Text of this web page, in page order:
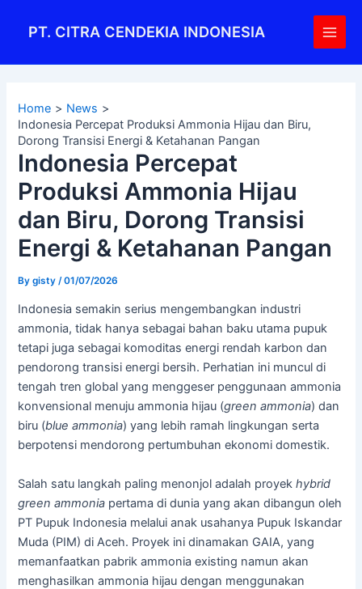
PT. CITRA CENDEKIA INDONESIA
Main
Home
News
Indonesia Percepat Produksi Ammonia Hijau dan Biru,
Dorong Transisi Energi & Ketahanan Pangan
Indonesia Percepat
Produksi Ammonia Hijau
dan Biru, Dorong Transisi
Energi & Ketahanan Pangan
Bygisty /01/07/2026
Indonesia semakin serius mengembangkan industri
ammonia, tidak hanya sebagai bahan baku utama pupuk
tetapi juga sebagai komoditas energi rendah karbon dan
pendorong transisi energi bersih. Perhatian ini muncul di
tengah tren global yang menggeser penggunaan ammonia
konvensional menuju ammonia hijau (green ammonia) dan
biru (blue ammonia) yang lebih ramah lingkungan serta
berpotensi mendorong pertumbuhan ekonomi domestik.
Salah satu langkah paling menonjol adalah proyekhybrid
green ammonia pertama di dunia yang akan dibangun oleh
PT Pupuk Indonesia melalui anak usahanya Pupuk Iskandar
Muda (PIM) di Aceh. Proyek ini dinamakan GAIA, yang
memanfaatkan pabrik ammonia existing namun akan
menghasilkan ammonia hijau dengan menggunakan
navigation